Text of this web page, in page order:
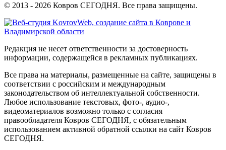
© 2013 - 2026 Ковров СЕГОДНЯ. Все права защищены.
Редакция не несет ответственности за достоверность
информации, содержащейся в рекламных публикациях.
Все права на материалы, размещенные на сайте, защищены в
соответствии с российским и международным
законодательством об интеллектуальной собственности.
Любое использование текстовых, фото-, аудио-,
видеоматериалов возможно только с согласия
правообладателя Ковров СЕГОДНЯ, с обязательным
использованием активной обратной ссылки на сайт Ковров
СЕГОДНЯ.